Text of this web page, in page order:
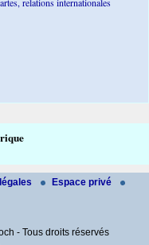
relations internationales
Espace privé
- Tous droits réservés